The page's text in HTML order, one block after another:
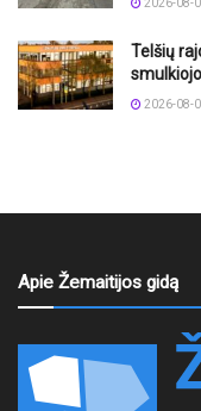
2026-08-
Telšių
2026-08-
Apie Žemaitijos gidą